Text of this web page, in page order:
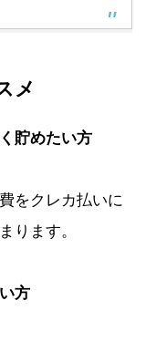
メ
貯めたい方
をクレカ払いに
ります。
方